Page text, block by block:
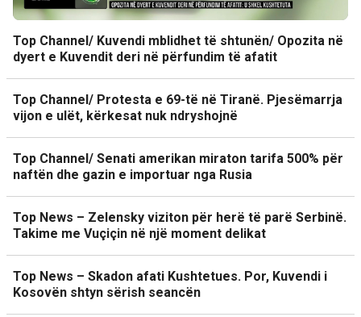
Top Channel/ Kuvendi mblidhet të shtunën/ Opozita në
dyert e Kuvendit deri në përfundim të afatit
Top Channel/ Protesta e 69-të në Tiranë. Pjesëmarrja
vijon e ulët, kërkesat nuk ndryshojnë
Top Channel/ Senati amerikan miraton tarifa 500% për
naftën dhe gazin e importuar nga Rusia
Top News – Zelensky viziton për herë të parë Serbinë.
Takime me Vuçiçin në një moment delikat
Top News – Skadon afati Kushtetues. Por, Kuvendi i
Kosovën shtyn sërish seancën